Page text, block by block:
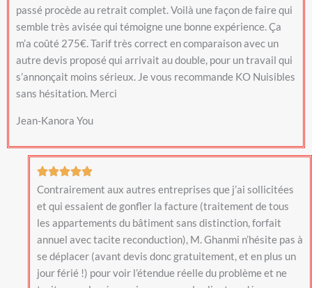
passé procède au retrait complet. Voilà une façon de faire qui
semble très avisée qui témoigne une bonne expérience. Ça
m’a coûté 275€. Tarif très correct en comparaison avec un
autre devis proposé qui arrivait au double, pour un travail qui
s’annonçait moins sérieux. Je vous recommande KO Nuisibles
sans hésitation. Merci
Jean-Kanora You
Contrairement aux autres entreprises que j’ai sollicitées
et qui essaient de gonfler la facture (traitement de tous
les appartements du bâtiment sans distinction, forfait
annuel avec tacite reconduction), M. Ghanmi n’hésite pas à
se déplacer (avant devis donc gratuitement, et en plus un
jour férié !) pour voir l’étendue réelle du problème et ne